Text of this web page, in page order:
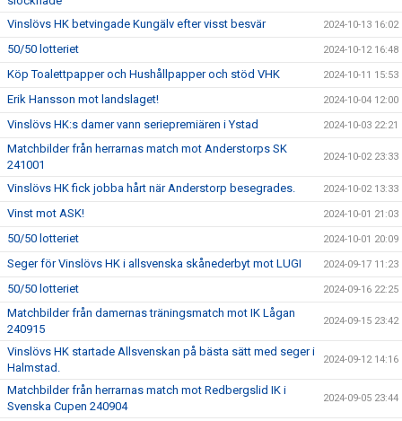
Vinslövs HK betvingade Kungälv efter visst besvär 2024-10-13 16:02
50/50 lotteriet 2024-10-12 16:48
Köp Toalettpapper och Hushållpapper och stöd VHK 2024-10-11 15:53
Erik Hansson mot landslaget! 2024-10-04 12:00
Vinslövs HK:s damer vann seriepremiären i Ystad 2024-10-03 22:21
Matchbilder från herrarnas match mot Anderstorps SK
241001
2024-10-02 23:33
Vinslövs HK fick jobba hårt när Anderstorp besegrades. 2024-10-02 13:33
Vinst mot ASK! 2024-10-01 21:03
50/50 lotteriet 2024-10-01 20:09
Seger för Vinslövs HK i allsvenska skånederbyt mot LUGI 2024-09-17 11:23
50/50 lotteriet 2024-09-16 22:25
Matchbilder från damernas träningsmatch mot IK Lågan
240915
2024-09-15 23:42
Vinslövs HK startade Allsvenskan på bästa sätt med seger i
Halmstad.
2024-09-12 14:16
Matchbilder från herrarnas match mot Redbergslid IK i
Svenska Cupen 240904
2024-09-05 23:44